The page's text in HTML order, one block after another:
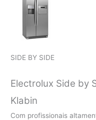
SIDE BY SIDE
Electrolux Side by
Klabin
Com profissionais